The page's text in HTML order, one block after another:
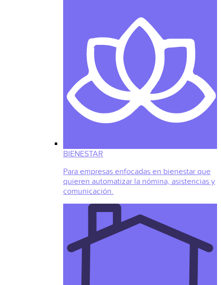
BIENESTAR
Para empresas enfocadas en bienestar que
quieren automatizar la nómina, asistencias y
comunicación.